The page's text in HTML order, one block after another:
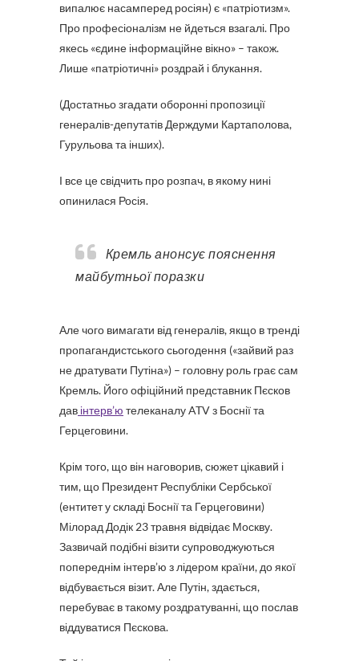
випалює насамперед росіян) є «патріотизм».
Про професіоналізм не йдеться взагалі. Про
якесь «єдине інформаційне вікно» – також.
Лише «патріотичні» роздрай і блукання.
(Достатньо згадати оборонні пропозиції
генералів-депутатів Держдуми Картаполова,
Гурульова та інших).
І все це свідчить про розпач, в якому нині
опинилася Росія.
Кремль анонсує пояснення
майбутньої поразки
Але чого вимагати від генералів, якщо в тренді
пропагандистського сьогодення («зайвий раз
не дратувати Путіна») – головну роль грає сам
Кремль. Його офіційний представник Пєсков
дав інтерв’ю телеканалу ATV з Боснії та
Герцеговини.
Крім того, що він наговорив, сюжет цікавий і
тим, що Президент Республіки Сербської
(ентитет у складі Боснії та Герцеговини)
Мілорад Додік 23 травня відвідає Москву.
Зазвичай подібні візити супроводжуються
попереднім інтерв’ю з лідером країни, до якої
відбувається візит. Але Путін, здається,
перебуває в такому роздратуванні, що послав
віддуватися Пєскова.